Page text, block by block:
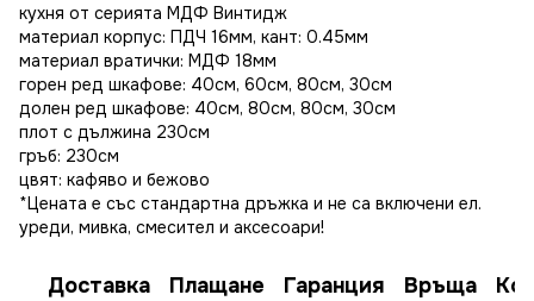
кухня от серията МДФ Винтидж
материал корпус: ПДЧ 16мм, кант: 0.45мм
материал вратички: МДФ 18мм
горен ред шкафове: 40см, 60см, 80см, 30см
долен ред шкафове: 40см, 80см, 80см, 30см
плот с дължина 230см
гръб: 230см
цвят: кафяво и бежово
*Цената е със стандартна дръжка и не са включени ел.
уреди, мивка, смесител и аксесоари!
Доставка Плащане Гаранция Връща